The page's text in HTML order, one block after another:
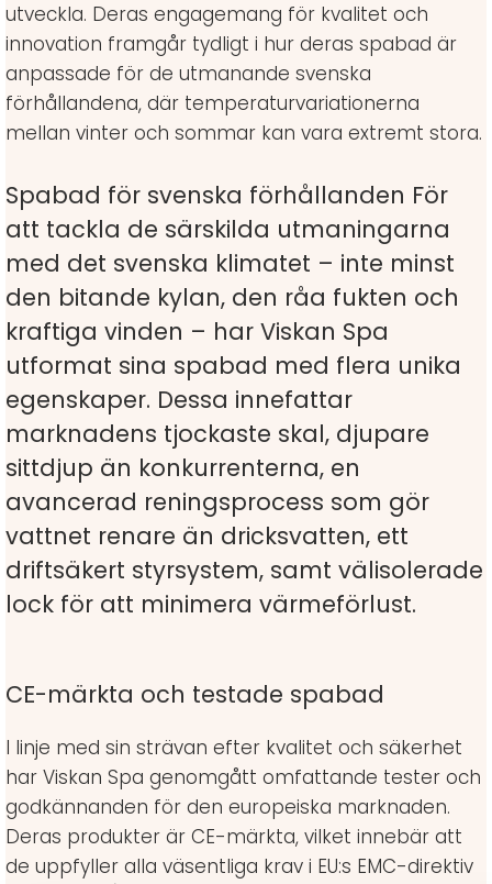
utveckla. Deras engagemang för kvalitet och
innovation framgår tydligt i hur deras spabad är
anpassade för de utmanande svenska
förhållandena, där temperaturvariationerna
mellan vinter och sommar kan vara extremt stora.
Spabad för svenska förhållanden För
att tackla de särskilda utmaningarna
med det svenska klimatet – inte minst
den bitande kylan, den råa fukten och
kraftiga vinden – har Viskan Spa
utformat sina spabad med flera unika
egenskaper. Dessa innefattar
marknadens tjockaste skal, djupare
sittdjup än konkurrenterna, en
avancerad reningsprocess som gör
vattnet renare än dricksvatten, ett
driftsäkert styrsystem, samt välisolerade
lock för att minimera värmeförlust.
CE-märkta och testade spabad
I linje med sin strävan efter kvalitet och säkerhet
har Viskan Spa genomgått omfattande tester och
godkännanden för den europeiska marknaden.
Deras produkter är CE-märkta, vilket innebär att
de uppfyller alla väsentliga krav i EU:s EMC-direktiv